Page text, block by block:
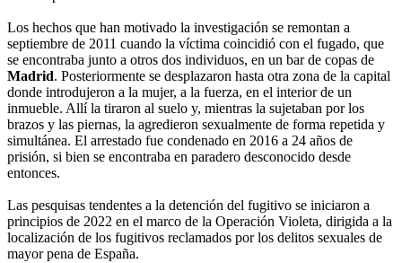
Los hechos que han motivado la investigación se remontan a
septiembre de 2011 cuando la víctima coincidió con el fugado, que
se encontraba junto a otros dos individuos, en un bar de copas de
Madrid. Posteriormente se desplazaron hasta otra zona de la capital
donde introdujeron a la mujer, a la fuerza, en el interior de un
inmueble. Allí la tiraron al suelo y, mientras la sujetaban por los
brazos y las piernas, la agredieron sexualmente de forma repetida y
simultánea. El arrestado fue condenado en 2016 a 24 años de
prisión, si bien se encontraba en paradero desconocido desde
entonces.
Las pesquisas tendentes a la detención del fugitivo se iniciaron a
principios de 2022 en el marco de la Operación Violeta, dirigida a la
localización de los fugitivos reclamados por los delitos sexuales de
mayor pena de España.